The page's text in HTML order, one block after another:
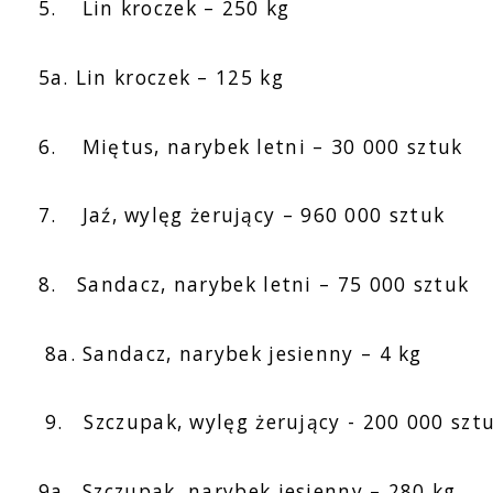
5. Lin kroczek – 250 kg
5a. Lin kroczek – 125 kg
6. Miętus, narybek letni – 30 000 sztuk
7. Jaź, wylęg żerujący – 960 000 sztuk
8. Sandacz, narybek letni – 75 000 sztuk
8a. Sandacz, narybek jesienny – 4 kg
9. Szczupak, wylęg żerujący - 200 000